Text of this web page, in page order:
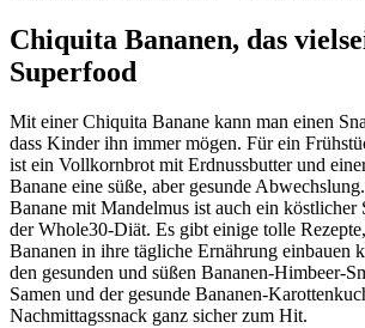
Chiquita Bananen, das
Superfood
Mit einer Chiquita Banane kann man einen
dass Kinder ihn immer mögen. Für ein
ist ein Vollkornbrot mit Erdnussbutter und
Banane eine süße, aber gesunde
Banane mit Mandelmus ist auch ein köstlicher
der Whole30-Diät. Es gibt einige tolle
Bananen in ihre tägliche Ernährung einbauen
den gesunden und süßen Bananen-Himbeer-
Samen und der gesunde Bananen-
Nachmittagssnack ganz sicher zum Hit.